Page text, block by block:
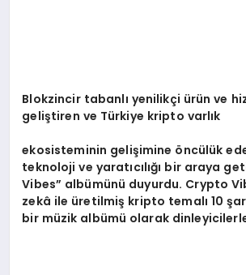
Blokzincir tabanlı yenilikçi ürün ve
geliştiren ve Türkiye kripto varlık
ekosisteminin gelişimine öncülük
teknoloji ve yaratıcılığı bir araya
Vibes” albümünü duyurdu. Crypto
zekâ ile üretilmiş kripto temalı 10
bir müzik albümü olarak